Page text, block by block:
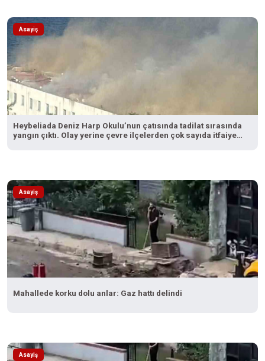
Asayiş
Heybeliada Deniz Harp Okulu’nun çatısında tadilat sırasında
yangın çıktı. Olay yerine çevre ilçelerden çok sayıda itfaiye
Asayiş
Mahallede korku dolu anlar: Gaz hattı delindi
Asayiş